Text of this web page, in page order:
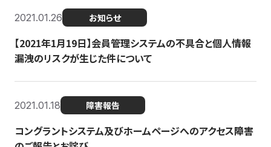
2021.01.26 お知らせ
【2021年1月19日】会員管理システムの不具合と個人情報
漏洩のリスクが生じた件について
2021.01.18 障害報告
コングラントシステム及びホームページへのアクセス障害